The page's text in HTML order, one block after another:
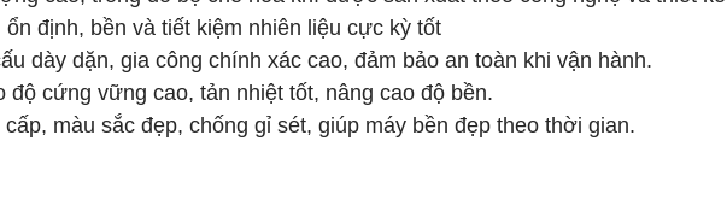
định, bền và tiết kiệm nhiên liệu cực kỳ tốt
dày dặn, gia công chính xác cao, đảm bảo an toàn khi vận hành.
độ cứng vững cao, tản nhiệt tốt, nâng cao độ bền.
màu sắc đẹp, chống gỉ sét, giúp máy bền đẹp theo thời gian.